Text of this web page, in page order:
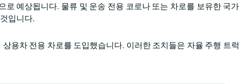
로 예상됩니다. 물류 및 운송 전용 코로나 또는 차로를 보유한 국
입니다.
용차 전용 차로를 도입했습니다. 이러한 조치들은 자율 주행 트